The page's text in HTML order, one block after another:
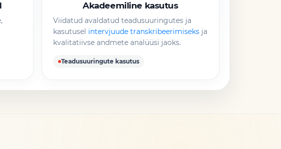
Akadeemiline kasutus
Viidatud avaldatud teadusuuringutes ja
kasutusel intervjuude transkribeerimiseksja
kvalitatiivse andmete analüüsi jaoks.
Teadusuuringute kasutus